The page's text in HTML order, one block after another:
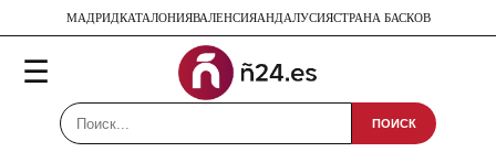
МАДРИДКАТАЛОНИЯВАЛЕНСИЯАНДАЛУСИЯСТРАНА БАСКОВ
☰
ПОИСК